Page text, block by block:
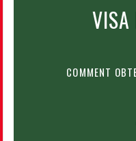
VISA
COMMENT